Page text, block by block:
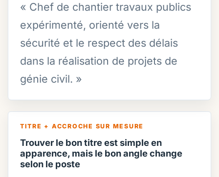
« Chef de chantier travaux publics
expérimenté, orienté vers la
sécurité et le respect des délais
dans la réalisation de projets de
génie civil. »
TITRE + ACCROCHE SUR MESURE
Trouver le bon titre est simple en
apparence, mais le bon angle change
selon le poste